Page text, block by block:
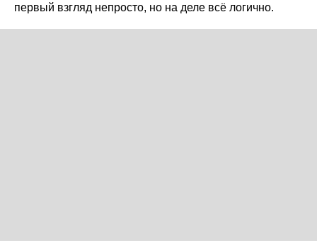
первый взгляд непросто, но на деле всё логично.